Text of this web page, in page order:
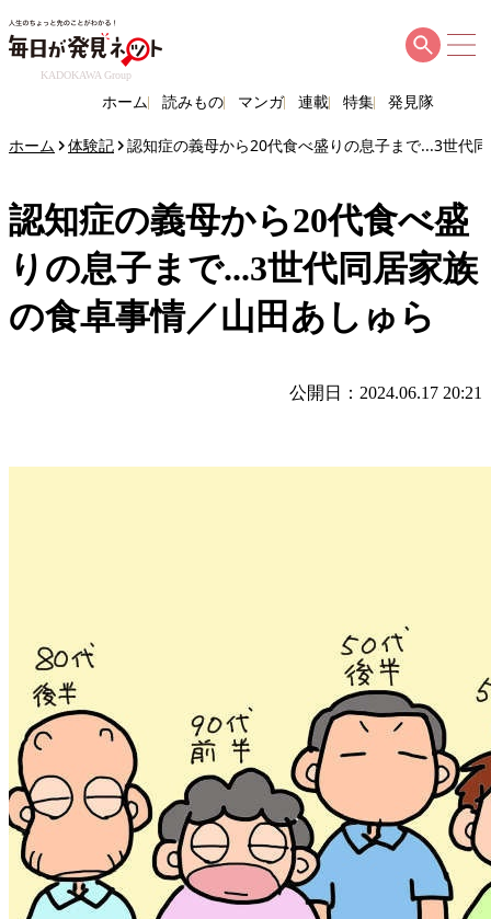
KADOKAWA Group
ホーム 読みもの マンガ 連載 特集 発見隊
ホーム 体験記 認知症の義母から20代食べ盛りの息子まで...3世代
認知症の義母から20代食べ盛
りの息子まで...3世代同居家族
の食卓事情／山田あしゅら
公開日：2024.06.17 20:21